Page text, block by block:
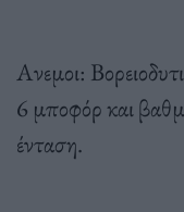
Ανεμοι:
6 μποφόρ και
ένταση.